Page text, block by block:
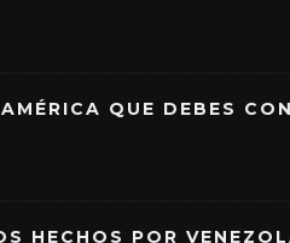
QUE DEBES
HECHOS POR